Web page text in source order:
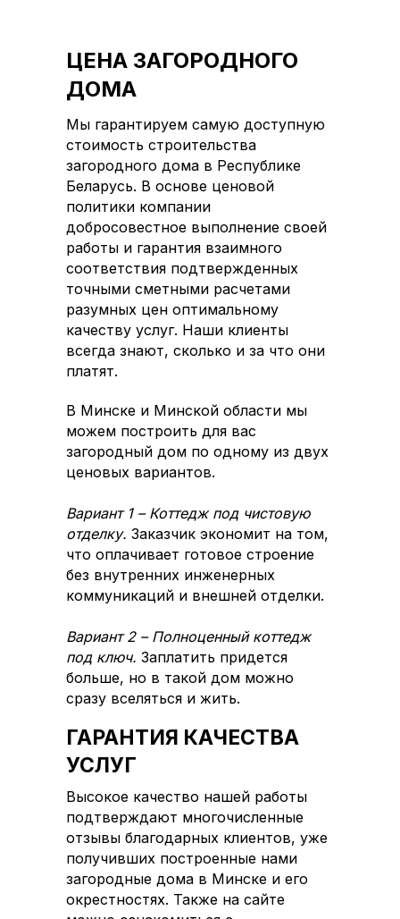
Мы гарантируем самую доступную
стоимость строительства
загородного дома в Республике
Беларусь. В основе ценовой
политики компании
добросовестное выполнение своей
работы и гарантия взаимного
соответствия подтвержденных
точными сметными расчетами
разумных цен оптимальному
качеству услуг. Наши клиенты
всегда знают, сколько и за что они
платят.
ЦЕНА ЗАГОРОДНОГО
ДОМА
В Минске и Минской области мы
можем построить для вас
загородный дом по одному из двух
ценовых вариантов.
Вариант 1 – Коттедж под чистовую
отделку. Заказчик экономит на том,
что оплачивает готовое строение
без внутренних инженерных
коммуникаций и внешней отделки.
Вариант 2 – Полноценный коттедж
под ключ. Заплатить придется
больше, но в такой дом можно
сразу вселяться и жить.
ГАРАНТИЯ КАЧЕСТВА
УСЛУГ
Высокое качество нашей работы
подтверждают многочисленные
отзывы благодарных клиентов, уже
получивших построенные нами
загородные дома в Минске и его
окрестностях. Также на сайте